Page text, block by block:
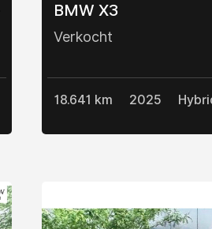
BMW X3
Verkocht
18.641 km 2025